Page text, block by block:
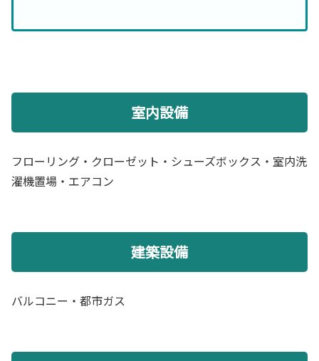
室内設備
フローリング・クローゼット・シューズボックス・室内洗
濯機置場・エアコン
建築設備
バルコニー・都市ガス